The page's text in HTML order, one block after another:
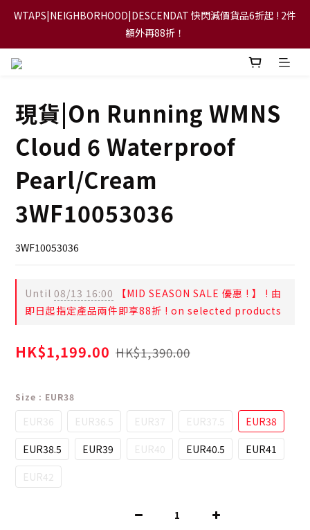
【FLASH SALE 兩件指定現貨產品即享88折】
WTAPS|NEIGHBORHOOD|DESCENDAT 快閃減價貨品6折起 ! 2件
額外再88折！
【立即加入會員，每次消費將可獲禮金回贈下一次使用！】
【FLASH SALE 兩件指定現貨產品即享88折】
現貨|On Running WMNS
Cloud 6 Waterproof
Pearl/Cream
3WF10053036
3WF10053036
Until 08/13 16:00 【MID SEASON SALE 優惠 ! 】 ! 由
即日起指定產品兩件即享88折 ! on selected products
HK$1,199.00 HK$1,390.00
Size : EUR38
EUR36 EUR36.5 EUR37 EUR37.5
EUR38
EUR38.5
EUR39 EUR40 EUR40.5
EUR41
EUR42